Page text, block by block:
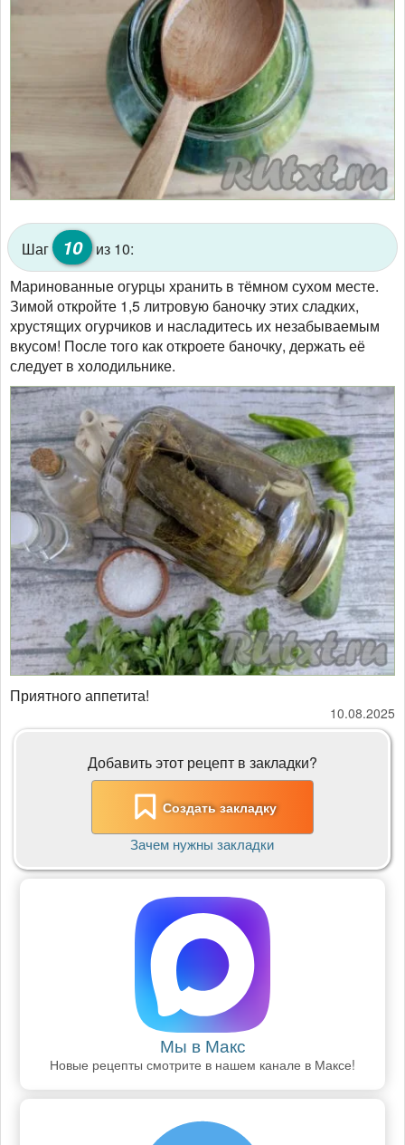
Шаг 10 из 10:
Маринованные огурцы хранить в тёмном сухом месте.
Зимой откройте 1,5 литровую баночку этих сладких,
хрустящих огурчиков и насладитесь их незабываемым
вкусом! После того как откроете баночку, держать её
следует в холодильнике.
Приятного аппетита!
10.08.2025
Добавить этот рецепт в закладки?
Создать закладку
Зачем нужны закладки
Мы в Макс
Новые рецепты смотрите в нашем канале в Максе!